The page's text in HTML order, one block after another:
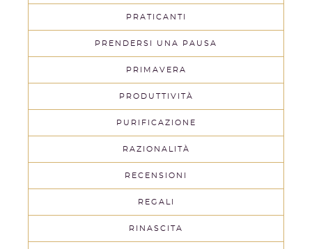
PRATICANTI
PRENDERSI UNA PAUSA
PRIMAVERA
PRODUTTIVITÀ
PURIFICAZIONE
RAZIONALITÀ
RECENSIONI
REGALI
RINASCITA